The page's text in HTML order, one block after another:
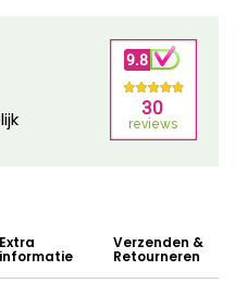
Extra
informatie
Verzenden &
Retourneren